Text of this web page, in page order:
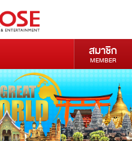
สมาชิก
MEMBER